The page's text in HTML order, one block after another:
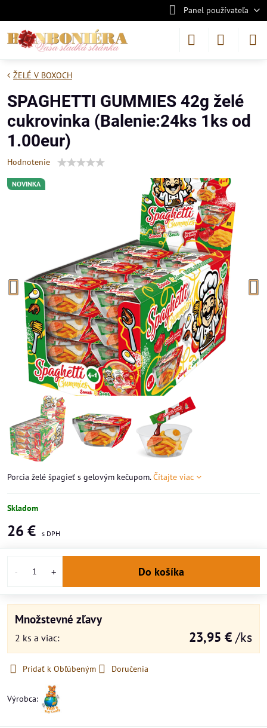
Panel používateľa
NOVINKA
ŽELÉ V BOXOCH
SPAGHETTI GUMMIES 42g želé
cukrovinka (Balenie:24ks 1ks od
1.00eur)
Hodnotenie
Porcia želé špagieť s gelovým kečupom.Čítajte viac
Skladom
26 €
Do košíka
Množstevné zľavy
2 ks a viac: 23,95 € /ks
Pridať k Obľúbeným Doručenia
Výrobca: